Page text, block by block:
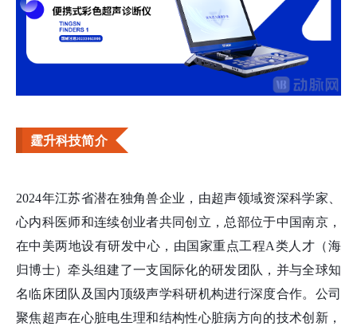
霆升科技简介
2024年江苏省潜在独角兽企业，由超声领域资深科学家、
心内科医师和连续创业者共同创立，总部位于中国南京，
在中美两地设有研发中心，由国家重点工程A类人才（海
归博士）牵头组建了一支国际化的研发团队，并与全球知
名临床团队及国内顶级声学科研机构进行深度合作。公司
聚焦超声在心脏电生理和结构性心脏病方向的技术创新，